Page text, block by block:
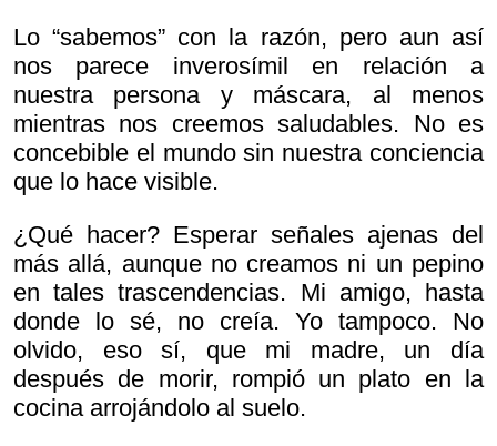
Lo “sabemos” con la razón, pero aun así
nos parece inverosímil en relación a
nuestra persona y máscara, al menos
mientras nos creemos saludables. No es
concebible el mundo sin nuestra conciencia
que lo hace visible.
¿Qué hacer? Esperar señales ajenas del
más allá, aunque no creamos ni un pepino
en tales trascendencias. Mi amigo, hasta
donde lo sé, no creía. Yo tampoco. No
olvido, eso sí, que mi madre, un día
después de morir, rompió un plato en la
cocina arrojándolo al suelo.